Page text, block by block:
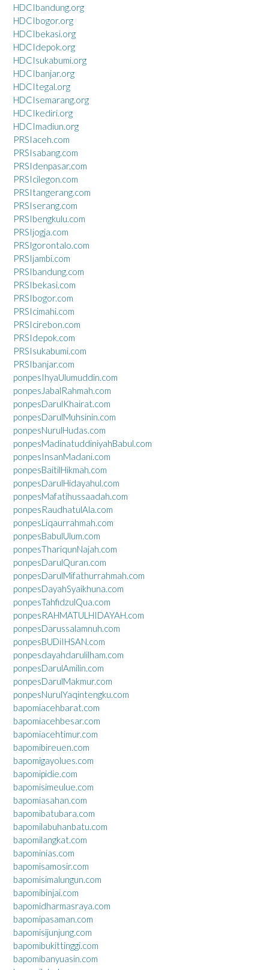
HDCIbandung.org
HDCIbogor.org
HDCIbekasi.org
HDCIdepok.org
HDCIsukabumi.org
HDCIbanjar.org
HDCItegal.org
HDCIsemarang.org
HDCIkediri.org
HDCImadiun.org
PRSIaceh.com
PRSIsabang.com
PRSIdenpasar.com
PRSIcilegon.com
PRSItangerang.com
PRSIserang.com
PRSIbengkulu.com
PRSIjogja.com
PRSIgorontalo.com
PRSIjambi.com
PRSIbandung.com
PRSIbekasi.com
PRSIbogor.com
PRSIcimahi.com
PRSIcirebon.com
PRSIdepok.com
PRSIsukabumi.com
PRSIbanjar.com
ponpesIhyaUlumuddin.com
ponpesJabalRahmah.com
ponpesDarulKhairat.com
ponpesDarulMuhsinin.com
ponpesNurulHudas.com
ponpesMadinatuddiniyahBabul.com
ponpesInsanMadani.com
ponpesBaitilHikmah.com
ponpesDarulHidayahul.com
ponpesMafatihussaadah.com
ponpesRaudhatulAla.com
ponpesLiqaurrahmah.com
ponpesBabulUlum.com
ponpesThariqunNajah.com
ponpesDarulQuran.com
ponpesDarulMifathurrahmah.com
ponpesDayahSyaikhuna.com
ponpesTahfidzulQua.com
ponpesRAHMATULHIDAYAH.com
ponpesDarussalamnuh.com
ponpesBUDiIHSAN.com
ponpesdayahdarulilham.com
ponpesDarulAmilin.com
ponpesDarulMakmur.com
ponpesNurulYaqintengku.com
bapomiacehbarat.com
bapomiacehbesar.com
bapomiacehtimur.com
bapomibireuen.com
bapomigayolues.com
bapomipidie.com
bapomisimeulue.com
bapomiasahan.com
bapomibatubara.com
bapomilabuhanbatu.com
bapomilangkat.com
bapominias.com
bapomisamosir.com
bapomisimalungun.com
bapomibinjai.com
bapomidharmasraya.com
bapomipasaman.com
bapomisijunjung.com
bapomibukittinggi.com
bapomibanyuasin.com